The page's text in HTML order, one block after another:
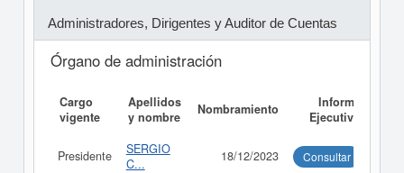
Administradores, Dirigentes y Auditor de Cuentas
Órgano de administración
Cargo
vigente
Apellidos
y nombre
Nombramiento
Informe
Ejecutivo
Presidente
SERGIO
C...
18/12/2023 Consultar